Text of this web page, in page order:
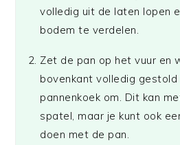
volledig uit de laten lopen
bodem te verdelen.
Zet de pan op het vuur en
bovenkant volledig gestold
pannenkoek om. Dit kan
spatel, maar je kunt ook
doen met de pan.